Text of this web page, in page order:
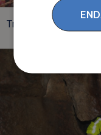
Trollegater 2011